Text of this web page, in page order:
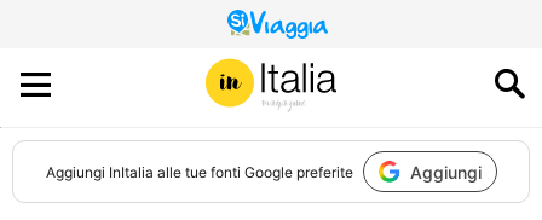
QUESTO
SITO
CONTRIBUISCE
ALL’AUDIENCE
DI
Aggiungi InItalia alle tue fonti Google preferite Aggiungi